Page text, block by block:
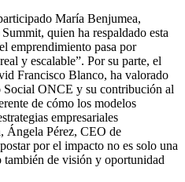
María Benjumea,
quien ha respaldado esta
emprendimiento pasa por
y escalable”. Por su parte, el
Francisco Blanco, ha valorado
ONCE y su contribución al
de cómo los modelos
empresariales
Ángela Pérez, CEO de
por el impacto no es solo una
también de visión y oportunidad